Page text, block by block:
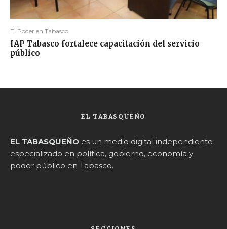
El Poder en Tabasco
IAP Tabasco fortalece capacitación del servicio
público
EL TABASQUEÑO
EL TABASQUEÑO es un medio digital independiente
especializado en política, gobierno, economía y
poder público en Tabasco.